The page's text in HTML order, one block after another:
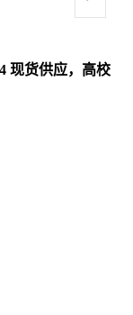
现货供应，高校